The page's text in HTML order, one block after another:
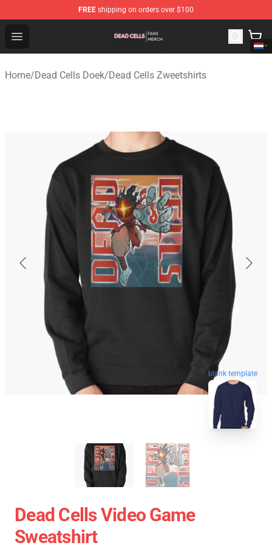
FREE shipping on orders over $100
Open menu
Dead Cells Shop - Official Dead Cells Merchandise Store
Home/Dead Cells Doek/Dead Cells Zweetshirts
blank template
Dead Cells Video Game
Sweatshirt